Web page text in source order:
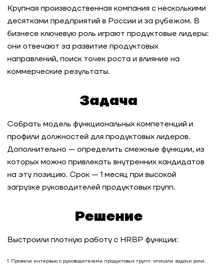
Модель ценностей для СберЗдоровья
Кейс-тест для самодиагностики и выбора
областей развития: кейс топ-3 IT-компаний в
Ассессмент-центр для сотрудников
фармацевтической компании
инструментов оценки для технологической
компании
Оптимизация оргструктуры
при масштабировании компании
Оценка топ-команды сельскохозяйственного
повысил эффективность сервисной функции
Крупная производственная компания с несколькими
десятками предприятий в России и за рубежом. В
бизнесе ключевую роль играют продуктовые лидеры:
они отвечают за развитие продуктовых
направлений, поиск точек роста и влияние на
коммерческие результаты.
Задача
Собрать модель функциональных компетенций и
профили должностей для продуктовых лидеров.
Дополнительно — определить смежные функции, из
которых можно привлекать внутренних кандидатов
на эту позицию. Срок — 1 месяц при высокой
загрузке руководителей продуктовых групп.
Решение
Выстроили плотную работу с HRBP функции:
1. Провели интервью с руководителями продуктовых групп: описали задачи роли,